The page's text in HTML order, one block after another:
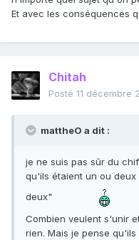
Et avec les conséquences
Chitah
Posté 11 décembre
mattheO a dit :
je ne suis pas sûr du
qu'ils étaient un ou
deux"
Combien veulent s'unir
rien. Mais je pense